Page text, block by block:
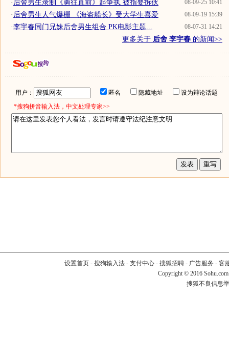
08-09-25 10:41
· 后舍男生录制《勇往直前》起争执 被指要拆伙
08-09-19 15:39
· 后舍男生人气爆棚 《海盗船长》受大学生喜爱
08-07-31 14:21
·李宇春同门兄妹后舍男生组合 PK电影主题...
更多关于 后舍 李宇春 的新闻>>
用户： 匿名 隐藏地址
设为辩论话题
*搜狗拼音输入法，中文处理专家>>
设置首页- 搜狗输入法- 支付中心- 搜狐招聘- 广告服务 - 客
Copyright © 2016
搜狐不良信息